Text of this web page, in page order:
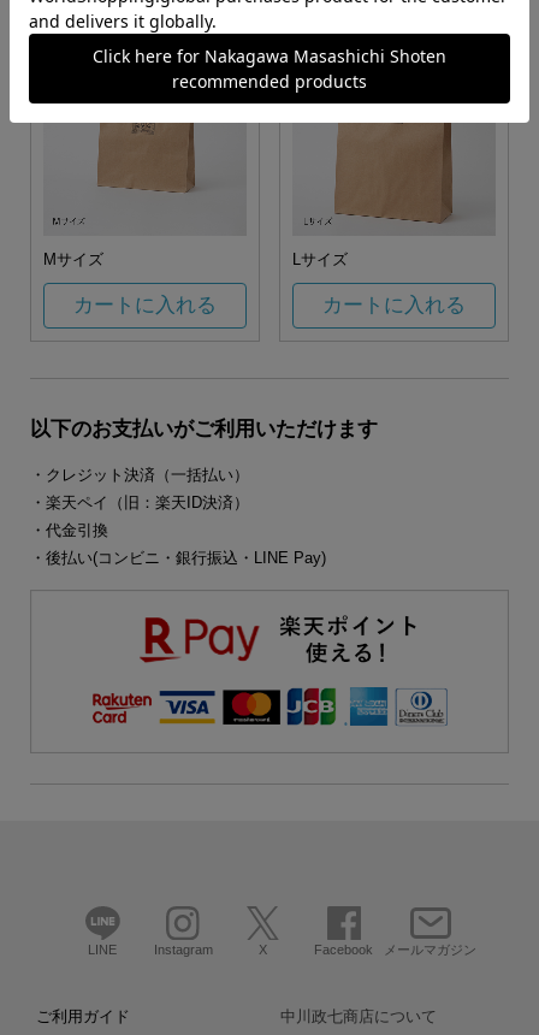
Mサイズ
カートに入れる
Lサイズ
カートに入れる
以下のお支払いがご利用いただけます
・クレジット決済（一括払い）
・楽天ペイ（旧：楽天ID決済）
・代金引換
・後払い(コンビニ・銀行振込・LINE Pay)
LINE Instagram X Facebook メールマガジン
ご利用ガイド 中川政七商店について